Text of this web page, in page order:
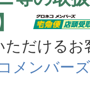
だけるお
メンバーズ